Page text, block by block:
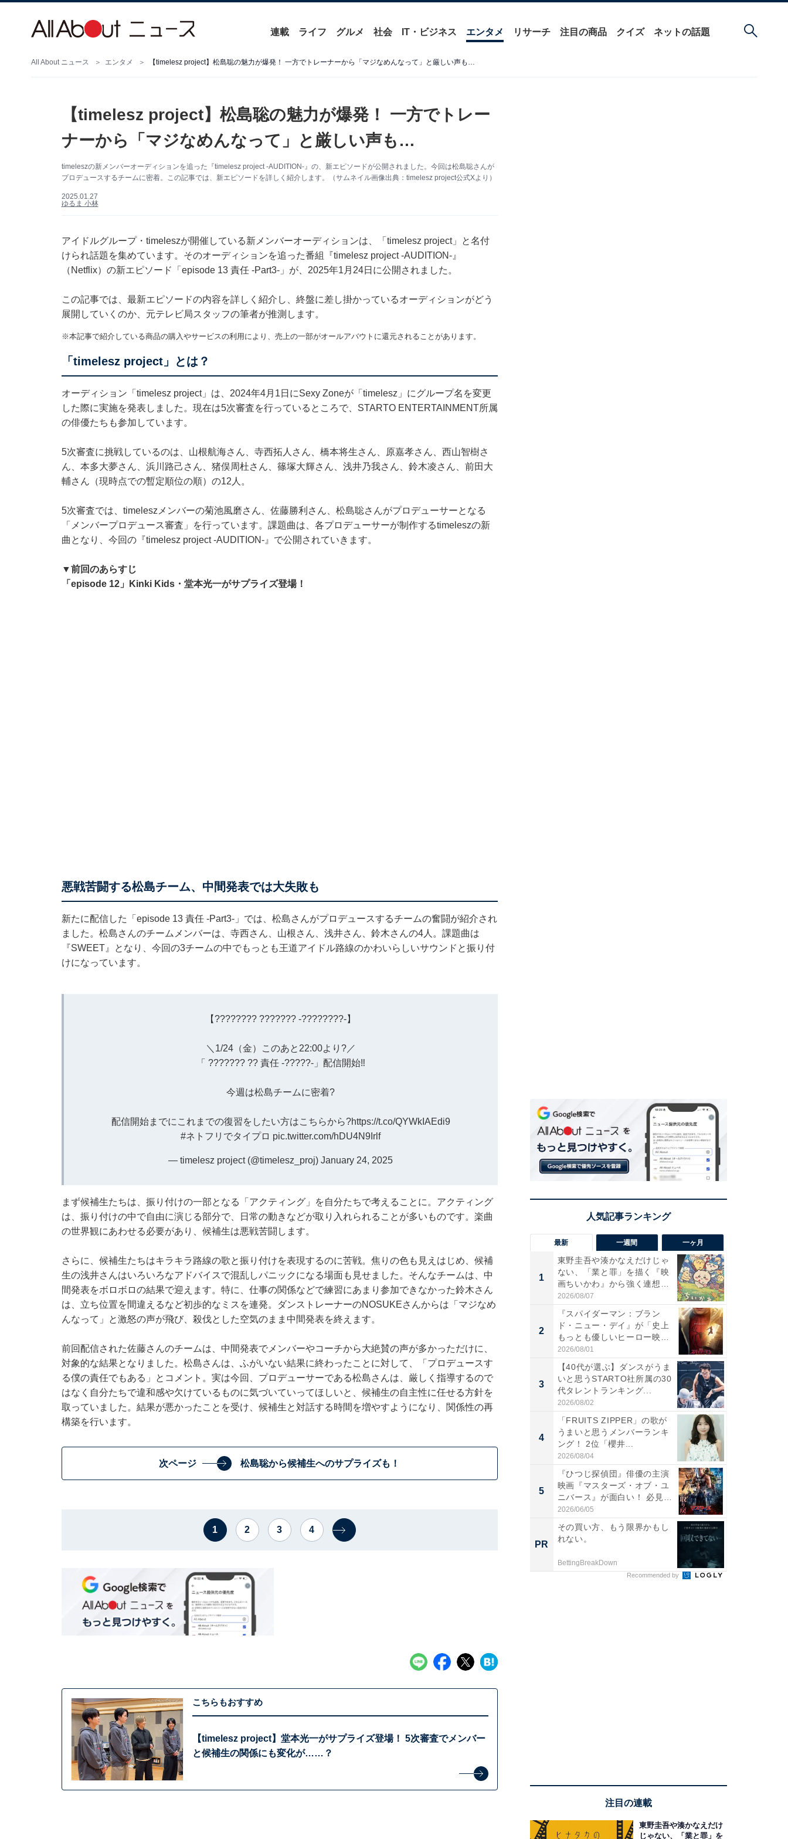
連載 ライフ グルメ 社会 IT・ビジネス エンタメ リサーチ 注目の商品 クイズ ネットの話題
All About ニュース エンタメ 【timelesz project】松島聡の魅力が爆発！ 一方でトレーナーから「マジなめんなって」と厳しい声も…
【timelesz project】松島聡の魅力が爆発！ 一方でトレー
ナーから「マジなめんなって」と厳しい声も…
timeleszの新メンバーオーディションを追った『timelesz project -AUDITION-』の、新エピソードが公開されました。今回は松島聡さんが
プロデュースするチームに密着。この記事では、新エピソードを詳しく紹介します。（サムネイル画像出典：timelesz project公式Xより）
2025.01.27
ゆるま 小林
アイドルグループ・timeleszが開催している新メンバーオーディションは、「timelesz project」と名付
けられ話題を集めています。そのオーディションを追った番組『timelesz project -AUDITION-』
（Netflix）の新エピソード「episode 13 責任 -Part3-」が、2025年1月24日に公開されました。
この記事では、最新エピソードの内容を詳しく紹介し、終盤に差し掛かっているオーディションがどう
展開していくのか、元テレビ局スタッフの筆者が推測します。
※本記事で紹介している商品の購入やサービスの利用により、売上の一部がオールアバウトに還元されることがあります。
「timelesz project」とは？
オーディション「timelesz project」は、2024年4月1日にSexy Zoneが「timelesz」にグループ名を変更
した際に実施を発表しました。現在は5次審査を行っているところで、STARTO ENTERTAINMENT所属
の俳優たちも参加しています。
5次審査に挑戦しているのは、山根航海さん、寺西拓人さん、橋本将生さん、原嘉孝さん、西山智樹さ
ん、本多大夢さん、浜川路己さん、猪俣周杜さん、篠塚大輝さん、浅井乃我さん、鈴木凌さん、前田大
輔さん（現時点での暫定順位の順）の12人。
5次審査では、timeleszメンバーの菊池風磨さん、佐藤勝利さん、松島聡さんがプロデューサーとなる
「メンバープロデュース審査」を行っています。課題曲は、各プロデューサーが制作するtimeleszの新
曲となり、今回の『timelesz project -AUDITION-』で公開されていきます。
▼前回のあらすじ
「episode 12」Kinki Kids・堂本光一がサプライズ登場！
悪戦苦闘する松島チーム、中間発表では大失敗も
新たに配信した「episode 13 責任 -Part3-」では、松島さんがプロデュースするチームの奮闘が紹介され
ました。松島さんのチームメンバーは、寺西さん、山根さん、浅井さん、鈴木さんの4人。課題曲は
『SWEET』となり、今回の3チームの中でもっとも王道アイドル路線のかわいらしいサウンドと振り付
けになっています。
【???????? ??????? -????????-】
＼1/24（金）このあと22:00より?／
「 ??????? ?? 責任 -?????-」配信開始‼️
今週は松島チームに密着?
配信開始までにこれまでの復習をしたい方はこちらから?https://t.co/QYWkIAEdi9
#ネトフリでタイプロ pic.twitter.com/hDU4N9Irlf
— timelesz project (@timelesz_proj) January 24, 2025
まず候補生たちは、振り付けの一部となる「アクティング」を自分たちで考えることに。アクティング
は、振り付けの中で自由に演じる部分で、日常の動きなどが取り入れられることが多いものです。楽曲
の世界観にあわせる必要があり、候補生は悪戦苦闘します。
さらに、候補生たちはキラキラ路線の歌と振り付けを表現するのに苦戦。焦りの色も見えはじめ、候補
生の浅井さんはいろいろなアドバイスで混乱しパニックになる場面も見せました。そんなチームは、中
間発表をボロボロの結果で迎えます。特に、仕事の関係などで練習にあまり参加できなかった鈴木さん
は、立ち位置を間違えるなど初歩的なミスを連発。ダンストレーナーのNOSUKEさんからは「マジなめ
んなって」と激怒の声が飛び、殺伐とした空気のまま中間発表を終えます。
前回配信された佐藤さんのチームは、中間発表でメンバーやコーチから大絶賛の声が多かっただけに、
対象的な結果となりました。松島さんは、ふがいない結果に終わったことに対して、「プロデュースす
る僕の責任でもある」とコメント。実は今回、プロデューサーである松島さんは、厳しく指導するので
はなく自分たちで違和感や欠けているものに気づいていってほしいと、候補生の自主性に任せる方針を
取っていました。結果が悪かったことを受け、候補生と対話する時間を増やすようになり、関係性の再
構築を行います。
次ページ 松島聡から候補生へのサプライズも！
1 2 3 4
こちらもおすすめ
【timelesz project】堂本光一がサプライズ登場！ 5次審査でメンバー
と候補生の関係にも変化が……？
最新 一週間 一ヶ月
1
東野圭吾や湊かなえだけじゃ
ない、「業と罪」を描く『映
画ちいかわ』から強く連想し
た...
2026/08/07
2
『スパイダーマン：ブラン
ド・ニュー・デイ』が「史上
もっとも優しいヒーロー映
画」に...
2026/08/01
3
【40代が選ぶ】ダンスがうま
いと思うSTARTO社所属の30
代タレントランキング...
2026/08/02
4
「FRUITS ZIPPER」の歌が
うまいと思うメンバーランキ
ング！ 2位「櫻井...
2026/08/04
5
『ひつじ探偵団』俳優の主演
映画『マスターズ・オブ・ユ
ニバース』が面白い！ 必見
で...
2026/06/05
PR
その買い方、もう限界かもし
れない。
BettingBreakDown
Recommended by
注目の連載
東野圭吾や湊かなえだけ
じゃない、「業と罪」を